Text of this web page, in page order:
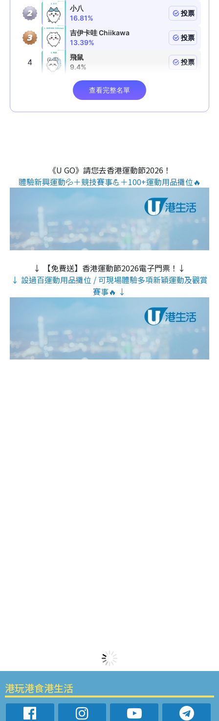
《U GO》請您去香港運動節2026！
體驗新興運動💦＋競技賽事💪＋100+運動用品攤位🔥
↓ 【免費送】香港運動節2026電子門票！↓
↓ 設過百運動用品攤位 / 可現場體驗多項新穎運動及觀賞
賽事🔥 ↓
港玩港食港生活